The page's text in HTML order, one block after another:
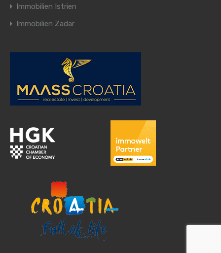
Immobilien Istrien
Immobilien Zadar